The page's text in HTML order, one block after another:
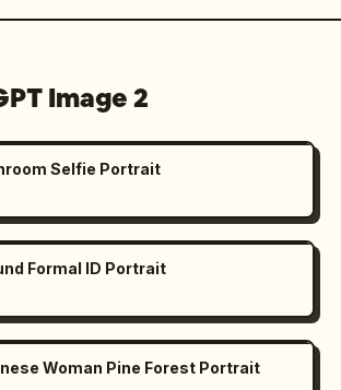
Image 2
Selfie Portrait
Formal ID Portrait
Woman Pine Forest Portrait